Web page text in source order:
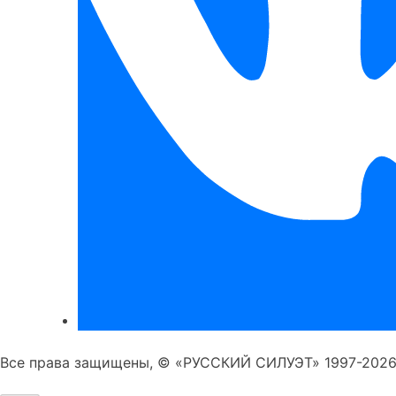
Все права защищены, © «РУССКИЙ СИЛУЭТ» 1997-2026